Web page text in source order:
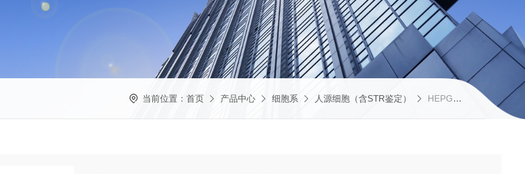
当前位置： 首页 产品中心 细胞系 人源细胞（含STR鉴定） HEPG2人肝癌细胞HEPG2（通过STR鉴定）